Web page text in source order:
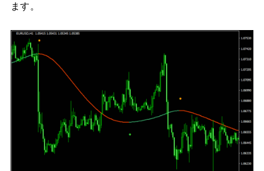
ます。